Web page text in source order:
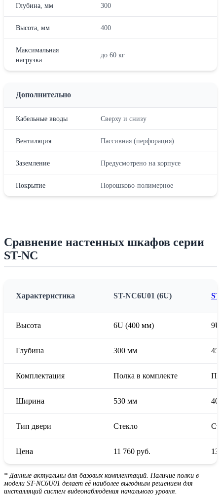
Глубина, мм 300
Высота, мм 400
Максимальная
нагрузка
до 60 кг
Дополнительно
Кабельные вводы Сверху и снизу
Вентиляция Пассивная (перфорация)
Заземление Предусмотрено на корпусе
Покрытие Порошково-полимерное
Сравнение настенных шкафов серии
ST-NC
Характеристика ST-NC6U01 (6U)
Высота 6U (400 мм)
Глубина 300 мм
Комплектация Полка в комплекте
Ширина 530 мм
Тип двери Стекло
Цена 11 760 руб. 13
* Данные актуальны для базовых комплектаций. Наличие полки в
модели ST-NC6U01 делает её наиболее выгодным решением для
инсталляций систем видеонаблюдения начального уровня.